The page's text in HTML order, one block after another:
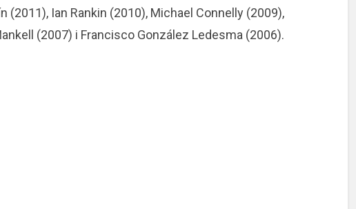
(2011), Ian Rankin (2010), Michael Connelly (2009),
(2007) i Francisco González Ledesma (2006).